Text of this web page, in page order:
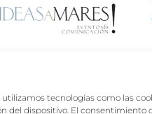
tecnologías como las
del dispositivo. El consentimiento